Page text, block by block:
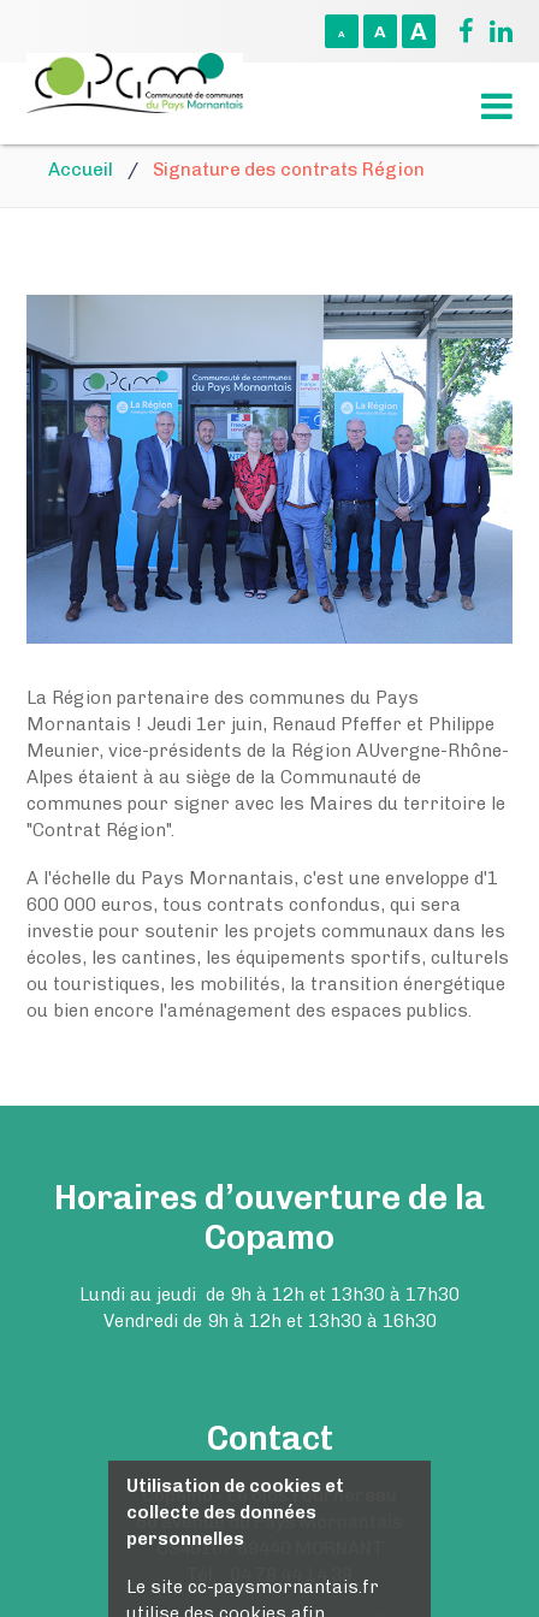
A A A
Accueil / Signature des contrats Région
La Région partenaire des communes du Pays
Mornantais ! Jeudi 1er juin, Renaud Pfeffer et Philippe
Meunier, vice-présidents de la Région AUvergne-Rhône-
Alpes étaient àau siège de la Communauté de
communes pour signer avec les Maires du territoire le
"Contrat Région".
A l'échelle du Pays Mornantais, c'est une enveloppe d'1
600 000 euros, tous contrats confondus, qui sera
investie pour soutenir les projets communaux dans les
écoles, les cantines, les équipements sportifs, culturels
ou touristiques, les mobilités, la transition énergétique
ou bien encore l'aménagement des espaces publics.
Horaires d’ouverture de la
Copamo
Lundi au jeudi de 9h à 12h et 13h30 à 17h30
Vendredi de 9h à 12h et 13h30 à 16h30
Contact
Copamo - Le clos Fournereau
50 avenue du Pays Mornantais
CS40107 69440 MORNANT
Tél. : 04 78 44 14 39
Utilisation de cookies et
collecte des données
personnelles
Le site cc-paysmornantais.fr